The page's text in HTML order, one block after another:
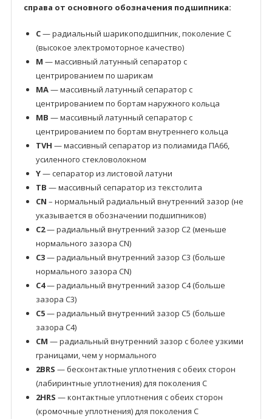
справа от основного обозначения подшипника:
C— радиальный шарикоподшипник, поколение C
(высокое электромоторное качество)
M — массивный латунный сепаратор с
центрированием по шарикам
MA— массивный латунный сепаратор с
центрированием по бортам наружного кольца
MB — массивный латунный сепаратор с
центрированием по бортам внутреннего кольца
TVH — массивный сепаратор из полиамида ПА66,
усиленного стекловолокном
Y— сепаратор из листовой латуни
TB — массивный сепаратор из текстолита
CN – нормальный радиальный внутренний зазор (не
указывается в обозначении подшипников)
C2— радиальный внутренний зазор C2 (меньше
нормального зазора CN)
C3— радиальный внутренний зазор C3 (больше
нормального зазора CN)
C4— радиальный внутренний зазор C4 (больше
зазора C3)
C5— радиальный внутренний зазор C5 (больше
зазора C4)
CM — радиальный внутренний зазор с более узкими
границами, чем у нормального
2BRS — бесконтактные уплотнения с обеих сторон
(лабиринтные уплотнения) для поколения C
2HRS — контактные уплотнения с обеих сторон
(кромочные уплотнения) для поколения C